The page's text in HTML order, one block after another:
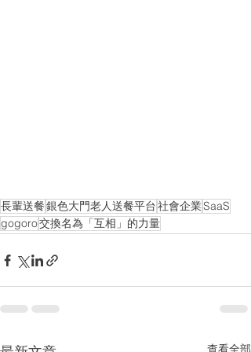
長輩送餐銀色大門老人送餐平台社會企業SaaS
gogoro交換名為「互相」的力量
查看全部